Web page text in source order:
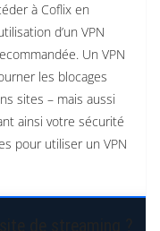
à Coflix en
d’un VPN
Un VPN
les blocages
sites – mais aussi
ainsi votre sécurité
pour utiliser un VPN